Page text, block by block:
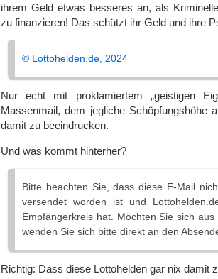
ihrem Geld etwas besseres an, als
zu finanzieren! Das schützt ihr Geld und ihre
© Lottohelden­.de, 2024
Nur echt mit proklamiertem „geistigen
Massenmail, dem jegliche Schöpfungshöhe
damit zu beeindrucken.
Und was kommt hinterher?
Bitte beachten Sie, dass diese E-Mail
versendet worden ist und
Empfänger­kreis hat. Möchten Sie sich
wenden Sie sich bitte direkt an den
Richtig: Dass diese Lottohelden gar nix damit